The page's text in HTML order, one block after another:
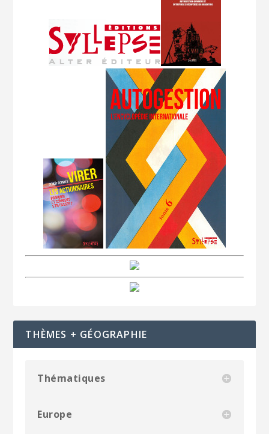
THÈMES + GÉOGRAPHIE
Thématiques
Europe